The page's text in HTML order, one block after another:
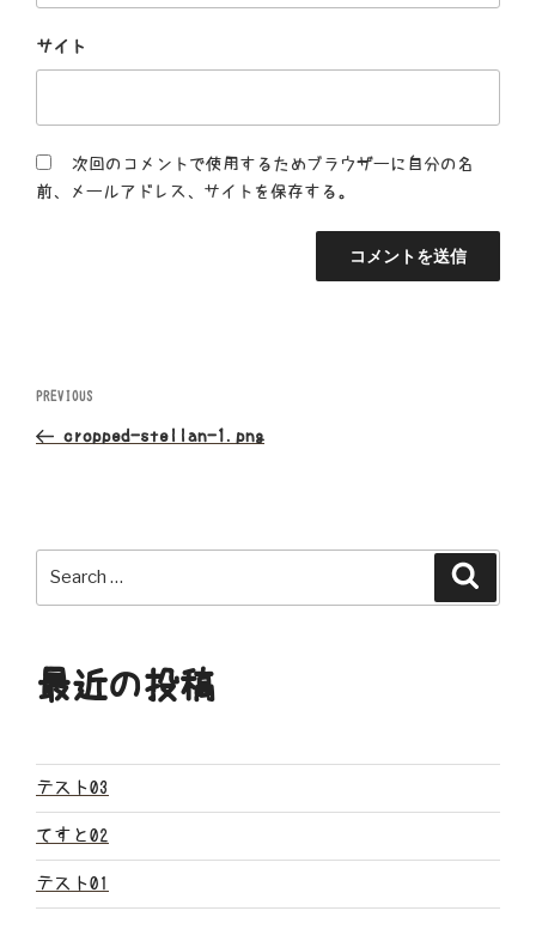
サイト
次回のコメントで使用するためブラウザーに自分の名
前、メールアドレス、サイトを保存する。
投
稿
ビ
ゲ
シ
ン
Previous
Post
PREVIOUS
cropped-stellan-1.png
最近の投稿
テスト03
てすと02
テスト01